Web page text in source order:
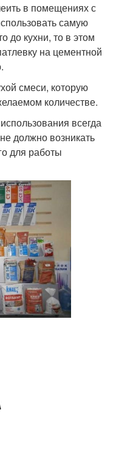
в помещениях с
самую
до кухни, то в этом
на цементной
смеси, которую
количестве.
всегда
должно возникать
для работы